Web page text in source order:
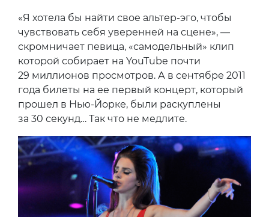
«Я хотела бы найти свое альтер-эго, чтобы
чувствовать себя уверенней на сцене», —
скромничает певица, «самодельный» клип
которой собирает на YouTube почти
29 миллионов просмотров. А в сентябре 2011
года билеты на ее первый концерт, который
прошел в Нью-Йорке, были раскуплены
за 30 секунд… Так что не медлите.